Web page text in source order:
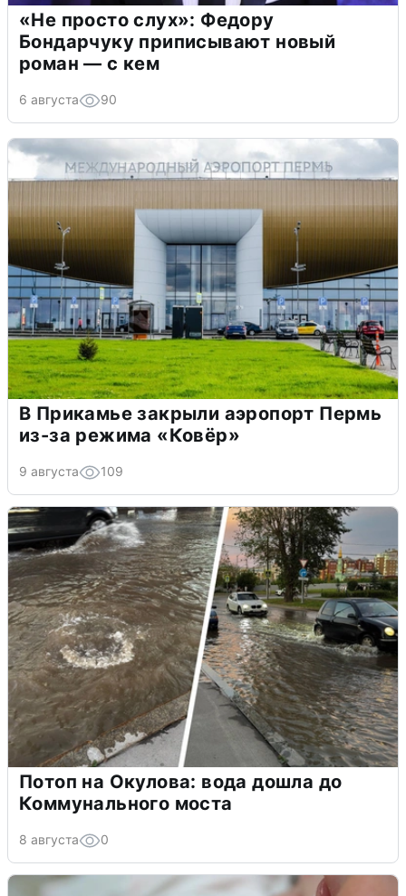
«Не просто слух»: Федору
Бондарчуку приписывают новый
роман — с кем
6 августа 90
В Прикамье закрыли аэропорт Пермь
из-за режима «Ковёр»
9 августа 109
Потоп на Окулова: вода дошла до
Коммунального моста
8 августа 0